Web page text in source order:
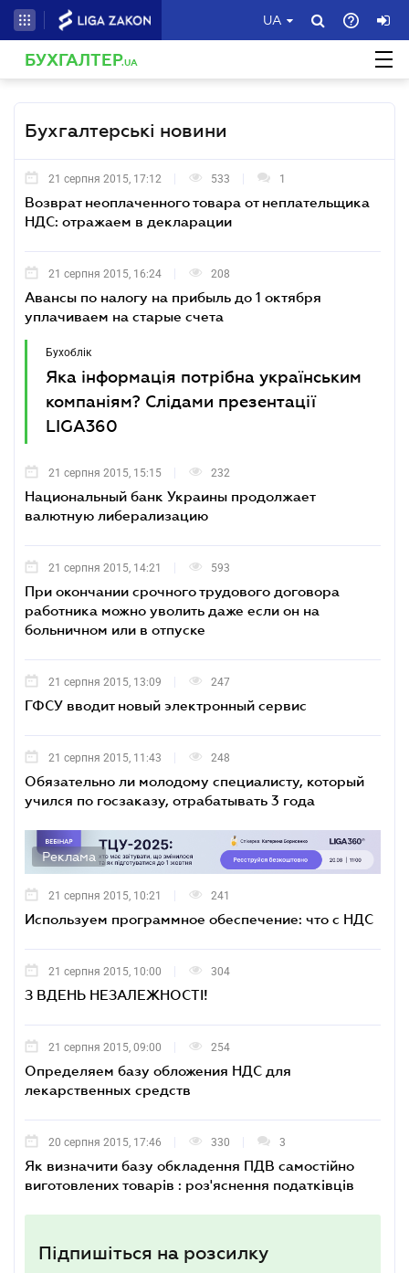
UA
БУХГАЛТЕР.UA
Бухгалтерські новини
21 серпня 2015, 17:12 533 1
Возврат неоплаченного товара от неплательщика
НДС: отражаем в декларации
21 серпня 2015, 16:24 208
Авансы по налогу на прибыль до 1 октября
уплачиваем на старые счета
Бухоблік
Яка інформація потрібна українським
компаніям? Слідами презентації
LIGA360
21 серпня 2015, 15:15 232
Национальный банк Украины продолжает
валютную либерализацию
21 серпня 2015, 14:21 593
При окончании срочного трудового договора
работника можно уволить даже если он на
больничном или в отпуске
21 серпня 2015, 13:09 247
ГФСУ вводит новый электронный сервис
21 серпня 2015, 11:43 248
Обязательно ли молодому специалисту, который
учился по госзаказу, отрабатывать 3 года
Реклама
21 серпня 2015, 10:21 241
Используем программное обеспечение: что c НДС
21 серпня 2015, 10:00 304
З ВДЕНЬ НЕЗАЛЕЖНОСТІ!
21 серпня 2015, 09:00 254
Определяем базу обложения НДС для
лекарственных средств
20 серпня 2015, 17:46 330 3
Як визначити базу обкладення ПДВ самостійно
виготовлених товарів : роз'яснення податківців
Підпишіться на розсилку